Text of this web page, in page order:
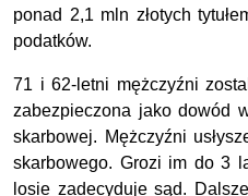
ponad 2,1 mln złotych
podatków.
71 i 62-letni mężczyźni
zabezpieczona jako dowód
skarbowej. Mężczyźni
skarbowego. Grozi im do 3
losie zadecyduje sąd.